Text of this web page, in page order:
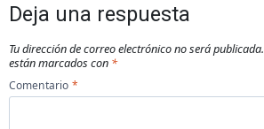
Deja una respuesta
Tu dirección de correo electrónico no será publicada.
están marcados con *
Comentario *